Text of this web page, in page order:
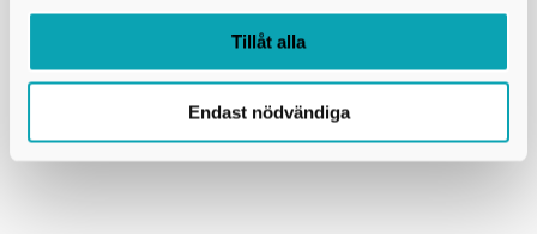
Tillåt alla
Endast nödvändiga
Telefon:0500-49 81 85
info@avfallskaraborg.se
Måndag - fredag 8 till 16.
Sommartider telefon:vecka 25-33, lunchstängt kl. 12-13